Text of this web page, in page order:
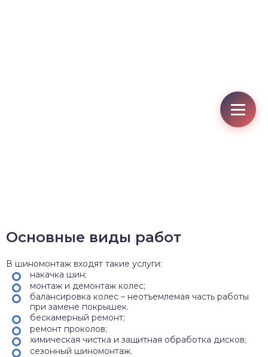
Основные виды работ
В шиномонтаж входят такие услуги:
накачка шин;
монтаж и демонтаж колес;
балансировка колес – неотъемлемая часть работы
при замене покрышек.
бескамерный ремонт;
ремонт проколов;
химическая чистка и защитная обработка дисков;
сезонный шиномонтаж.